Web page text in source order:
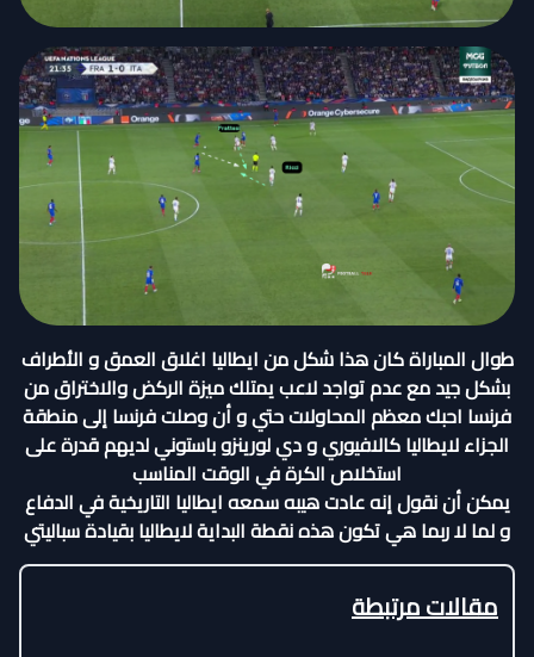
طوال المباراة كان هذا شكل من ايطاليا اغلاق العمق و الأطراف
بشكل جيد مع عدم تواجد لاعب يمتلك ميزة الركض والاختراق من
فرنسا احبك معظم المحاولات حتي و أن وصلت فرنسا إلى منطقة
الجزاء لايطاليا كالافيوري و دي لورينزو باستوني لديهم قدرة على
استخلاص الكرة في الوقت المناسب
يمكن أن نقول إنه عادت هيبه سمعه ايطاليا التاريخية في الدفاع
و لما لا ربما هي تكون هذه نقطة البداية لايطاليا بقيادة سباليتي
مقالات مرتبطة